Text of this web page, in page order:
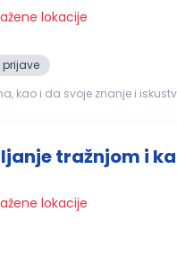
lokacije
prijave
kao i da svoje znanje i
tražnjom i
lokacije